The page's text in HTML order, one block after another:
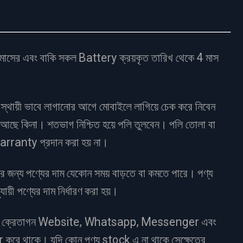
এবং বাকি সকল Battery ক্রয়কৃত তারিখ থেকে 4 মাস
ভাবে লাগানোর আগে মোবাইলে লাগিয়ে চেক করে নিবেন
কিনা। শতভাগ নিশ্চিত হয়ে পলি তুলবেন। পলি তোলা বা
প্রদান করা হয় না।
পণ্যের দাম যেকোন সময় বাড়তে বা কমতে পারে। পণ্য
পণ্যের দাম নির্ধারণ করা হয়।
ক্রেতাগন Website, Whatsapp, Messenger এবং
থাকে। যদি কোন পণ্য stock এ না থাকে সেক্ষেত্রে